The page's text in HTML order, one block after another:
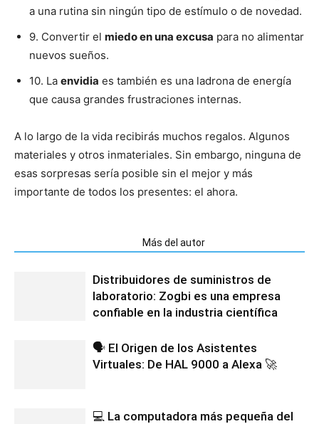
a una rutina sin ningún tipo de estímulo o de novedad.
9. Convertir el miedo en una excusa para no alimentar
nuevos sueños.
10. La envidia es también es una ladrona de energía
que causa grandes frustraciones internas.
A lo largo de la vida recibirás muchos regalos. Algunos
materiales y otros inmateriales. Sin embargo, ninguna de
esas sorpresas sería posible sin el mejor y más
importante de todos los presentes: el ahora.
Más del autor
Distribuidores de suministros de
laboratorio: Zogbi es una empresa
confiable en la industria científica
🗣️ El Origen de los Asistentes
Virtuales: De HAL 9000 a Alexa 🚀
💻 La computadora más pequeña del